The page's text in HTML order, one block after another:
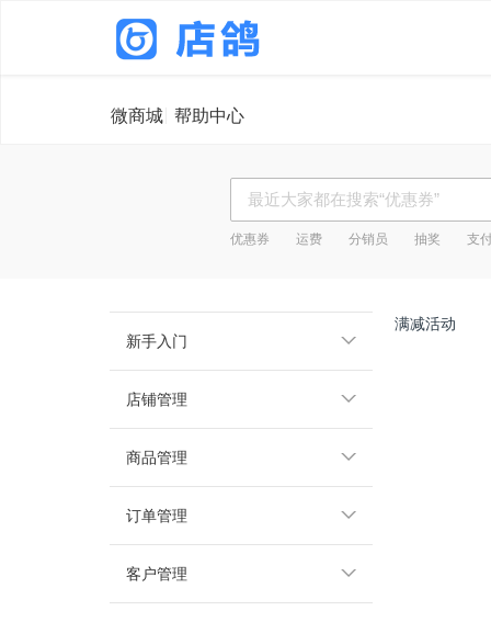
微商城 帮助中心
优惠券 运费 分销员 抽奖 支
新手入门
店铺管理
商品管理
订单管理
客户管理
满减活动